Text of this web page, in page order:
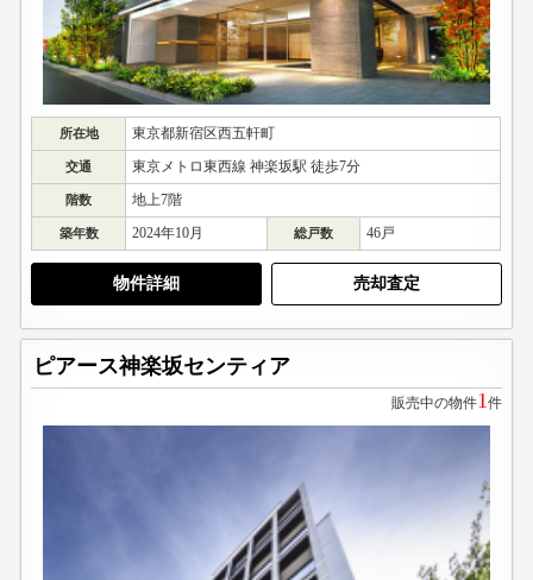
所在地 東京都新宿区西五軒町
交通 東京メトロ東西線 神楽坂駅 徒歩7分
階数 地上7階
築年数 2024年10月 総戸数 46戸
物件詳細 売却査定
ピアース神楽坂センティア
販売中の物件1 件